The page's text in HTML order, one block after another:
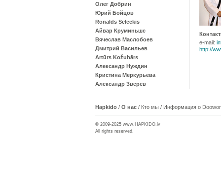
Олег Добрин
Юрий Бойцов
Ronalds Seleckis
Айвар Круминьшс
Вячеслав Маслобоев
Дмитрий Васильев
Artūrs Kožuhārs
Александр Нуждин
Кристина Меркурьева
Александр Зверев
e-mail:
http://
Hapkido / О нас / Кто мы / Информация о
© 2009-2025 www. HAPKIDO.lv
All rights reserved.